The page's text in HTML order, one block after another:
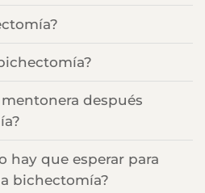
mentonera después
hay que esperar para
bichectomía?